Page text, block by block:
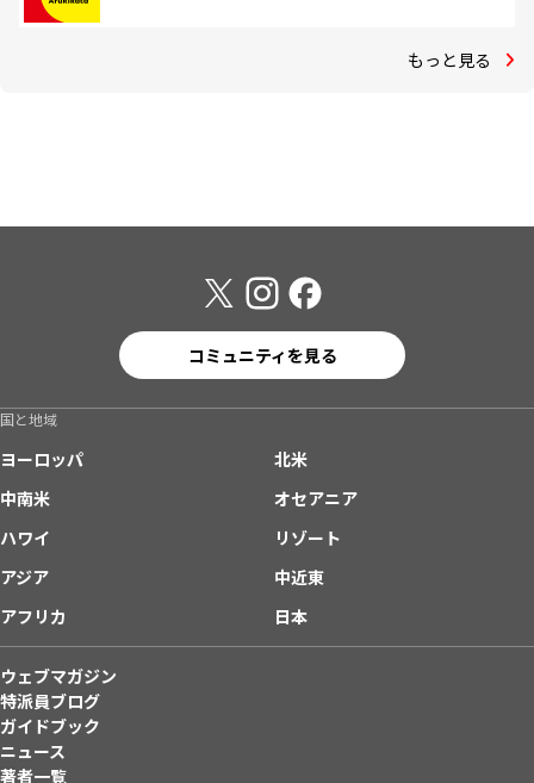
もっと見る
コミュニティを見る
国と地域
ヨーロッパ
北米
中南米
オセアニア
ハワイ
リゾート
アジア
中近東
アフリカ
日本
ウェブマガジン
特派員ブログ
ガイドブック
ニュース
著者一覧